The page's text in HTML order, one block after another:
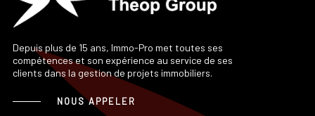
Depuis plus de 15 ans, Immo-Pro met toutes ses
compétences et son expérience au service de ses
clients dans la gestion de projets immobiliers.
NOUS APPELER